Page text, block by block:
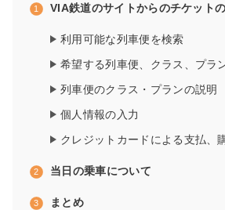
VIA鉄道のサイトからのチケット
利用可能な列車便を検索
希望する列車便、クラス、プラ
列車便のクラス・プランの説明
個人情報の入力
クレジットカードによる支払、
当日の乗車について
まとめ